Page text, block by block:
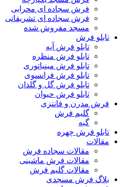
فرش سجاده ای محرابی
فرش سجاده ای تشریفاتی
مسجد مفروش شده
تابلو فرش
تابلو فرش آیه
تابلو فرش منظره
تابلو فرش مینیاتوری
تابلو فرش فرانسوی
تابلو فرش گل و گلدان
تابلو فرش حیوان
فرش مدرن و فانتزی
گلیم فرش
گبه
تابلو فرش چهره
مقالات
مقالات سجاده فرش
مقالات فرش ماشینی
مقالات گلیم فرش
بلاگ فرش مسجدی